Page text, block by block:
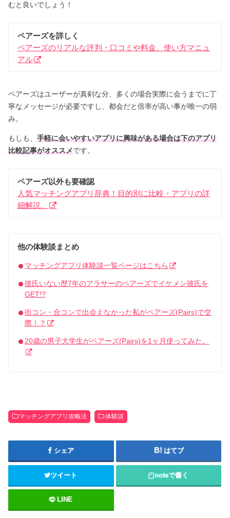
むと良いでしょう！
ペアーズを詳しく
ペアーズのリアルな評判・口コミや料金、使い方マニュ
アル
ペアーズはユーザーが真剣な分、多くの場合実際に会うまでに丁
寧なメッセージが必要ですし、都会だと倍率が高い事が唯一の弱
み。
もしも、手軽に会いやすいアプリに興味がある場合は下のアプリ
比較記事がオススメです。
ペアーズ以外も要確認
人気マッチングアプリ辞典！目的別に比較・アプリの詳
細解説。
他の体験談まとめ
マッチングアプリ体験談一覧ページはこちら
彼氏いない歴7年のアラサーのペアーズでイケメン彼氏を
GET!?
街コン・合コンで出会えなかった私がペアーズ(Pairs)で交
際！？
20歳の男子大学生がペアーズ(Pairs)を1ヶ月使ってみた。
マッチングアプリ攻略法 体験談
シェア はてブ
ツイート noteで書く
LINE